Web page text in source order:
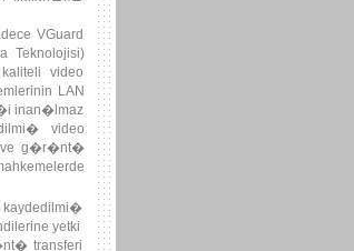
VGuard
Teknolojisi)
video
LAN
inan�lmaz
video
ve g�r�nt�
kaydedilmi�
yetki
transferi